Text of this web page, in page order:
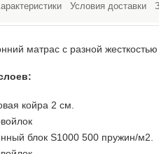
Условия доставки
матрас с разной
койра 2 см.
блок S1000 500 пружин/м2.